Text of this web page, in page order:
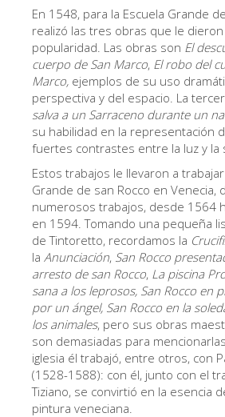
Reserve una visita
Sólo billetes con
ES
ENGLISH
中文
FRANÇAIS
ESPAÑOL
En 1548, para la Escuela Grande
realizó las tres obras que le
popularidad. Las obras son El
cuerpo de San Marco, El robo del
Marco, ejemplos de su uso
perspectiva y del espacio. La
salva a un Sarraceno durante un
su habilidad en la representación
fuertes contrastes entre la luz y la
Estos trabajos le llevaron a
Grande de san Rocco en Venecia,
numerosos trabajos, desde 1564
en 1594. Tomando una pequeña
de Tintoretto, recordamos la
la Anunciación, San Rocco
arresto de san Rocco, La piscina
sana a los leprosos, San Rocco en
por un ángel, San Rocco en la
los animales, pero sus obras
son demasiadas para
iglesia él trabajó, entre otros, con
(1528-1588): con él, junto con el
Tiziano, se convirtió en la esencia
pintura veneciana.